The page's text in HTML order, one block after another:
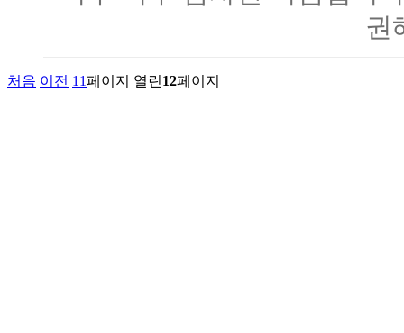
권
처음 이전 11페이지 열린12페이지